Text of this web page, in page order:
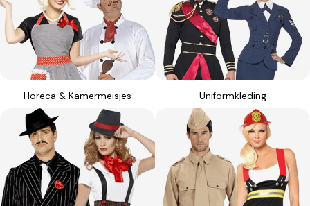
Horeca & Kamermeisjes Uniformkleding